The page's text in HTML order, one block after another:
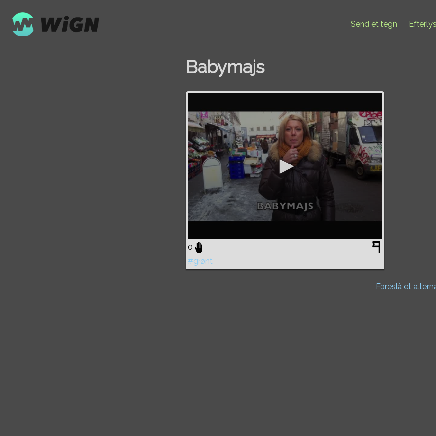
Send et tegn
Babymajs
0
#grønt
Foreslå et